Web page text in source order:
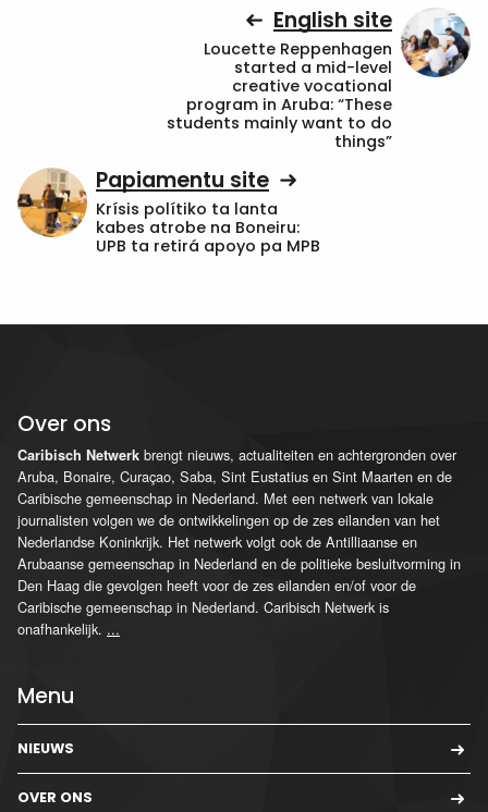
English site
Loucette Reppenhagen
started a mid-level
creative vocational
program in Aruba: “These
students mainly want to do
things”
Papiamentu site
Krísis polítiko ta lanta
kabes atrobe na Boneiru:
UPB ta retirá apoyo pa MPB
Over ons
Caribisch Netwerk brengt nieuws, actualiteiten en achtergronden over
Aruba, Bonaire, Curaçao, Saba, Sint Eustatius en Sint Maarten en de
Caribische gemeenschap in Nederland. Met een netwerk van lokale
journalisten volgen we de ontwikkelingen op de zes eilanden van het
Nederlandse Koninkrijk. Het netwerk volgt ook de Antilliaanse en
Arubaanse gemeenschap in Nederland en de politieke besluitvorming in
Den Haag die gevolgen heeft voor de zes eilanden en/of voor de
Caribische gemeenschap in Nederland. Caribisch Netwerk is
onafhankelijk. ...
Menu
NIEUWS
OVER ONS